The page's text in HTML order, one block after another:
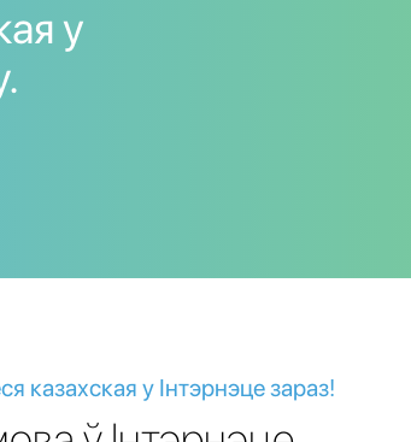
у
казахская у Інтэрнэце зараз!